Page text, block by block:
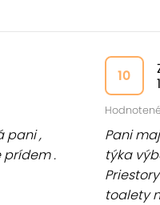
pani ,
prídem .
10
Pani
týka
toalety